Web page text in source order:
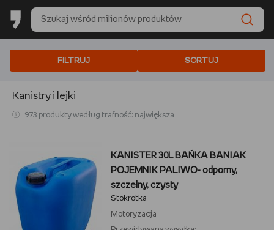
FILTRUJ SORTUJ
Kanistry i lejki
973 produkty według trafność: największa
KANISTER 30L BAŃKA BANIAK
POJEMNIK PALIWO- odporny,
szczelny, czysty
Stokrotka
Motoryzacja